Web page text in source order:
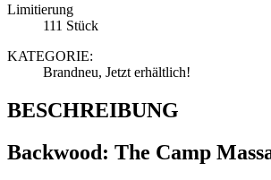
Limitierung
111 Stück
KATEGORIE:
Brandneu, Jetzt erhältlich!
BESCHREIBUNG
Backwood: The Camp